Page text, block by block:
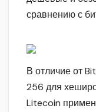
сравнению с
В отличие от
256 для
Litecoin